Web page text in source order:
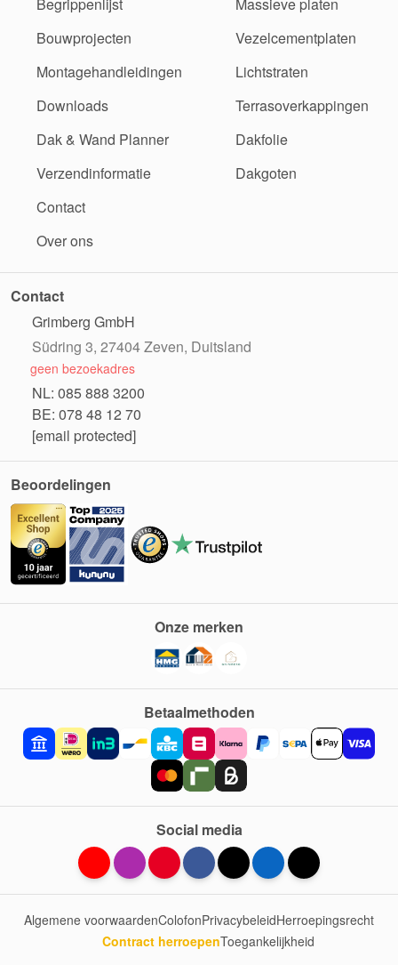
Begrippenlijst
Bouwprojecten
Montagehandleidingen
Downloads
Dak & Wand Planner
Verzendinformatie
Contact
Over ons
Massieve platen
Vezelcementplaten
Lichtstraten
Terrasoverkappingen
Dakfolie
Dakgoten
Contact
Grimberg GmbH
Südring 3, 27404 Zeven, Duitsland
geen bezoekadres
NL: 085 888 3200
BE: 078 48 12 70
[email protected]
Beoordelingen
Betaalmethoden
Onze merken
Social media
Algemene voorwaardenColofonPrivacybeleidHerroepingsrecht
Contract herroepenToegankelijkheid